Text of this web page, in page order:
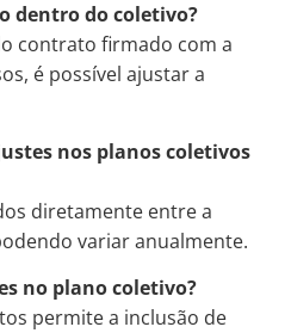
dentro do coletivo?
contrato firmado com a
é possível ajustar a
nos planos coletivos
diretamente entre a
variar anualmente.
no plano coletivo?
permite a inclusão de